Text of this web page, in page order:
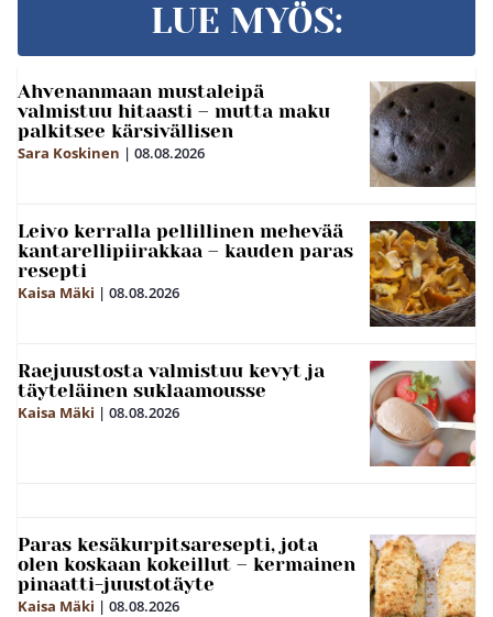
LUE MYÖS:
Ahvenanmaan mustaleipä
valmistuu hitaasti – mutta maku
palkitsee kärsivällisen
Sara Koskinen | 08.08.2026
Leivo kerralla pellillinen mehevää
kantarellipiirakkaa – kauden paras
resepti
Kaisa Mäki | 08.08.2026
Raejuustosta valmistuu kevyt ja
täyteläinen suklaamousse
Kaisa Mäki | 08.08.2026
Paras kesäkurpitsaresepti, jota
olen koskaan kokeillut – kermainen
pinaatti-juustotäyte
Kaisa Mäki | 08.08.2026